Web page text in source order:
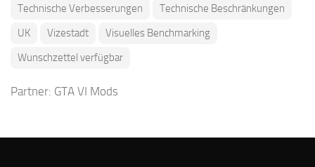
Technische Verbesserungen
Technische Beschränkungen
UK
Vizestadt
Visuelles Benchmarking
Wunschzettel verfügbar
Partner: GTA VI Mods